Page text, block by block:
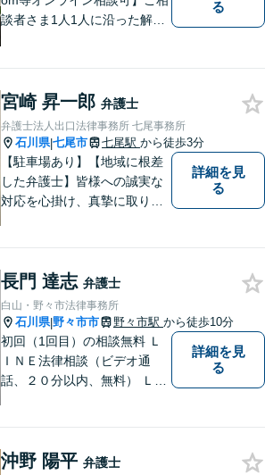
談者さま1人1人に沿った解決
軽に相談できる弁護士を目指
します。
る
宮崎 昇一郎 弁護士
弁護士法人出口法律事務所 七尾事務所
石川県|七尾市 七尾駅 から徒歩3分
【駐車場あり】【地域に根差
した弁護士】皆様への誠実な
対応を心掛け、真摯に取り組
法的サービスを提供しており
ますので，どうぞ宜しくお願
い申し上げます。
詳細を見
る
長門 達志 弁護士
白山・野々市法律事務所
石川県|野々市市 野々市駅 から徒歩10分
初回（1回目）の相談無料 Ｌ
ＩＮＥ法律相談（ビデオ通
話、２０分以内、無料） ＬＩ
産、個人再生、任意整理）
詳細を見
る
沖野 陽平 弁護士